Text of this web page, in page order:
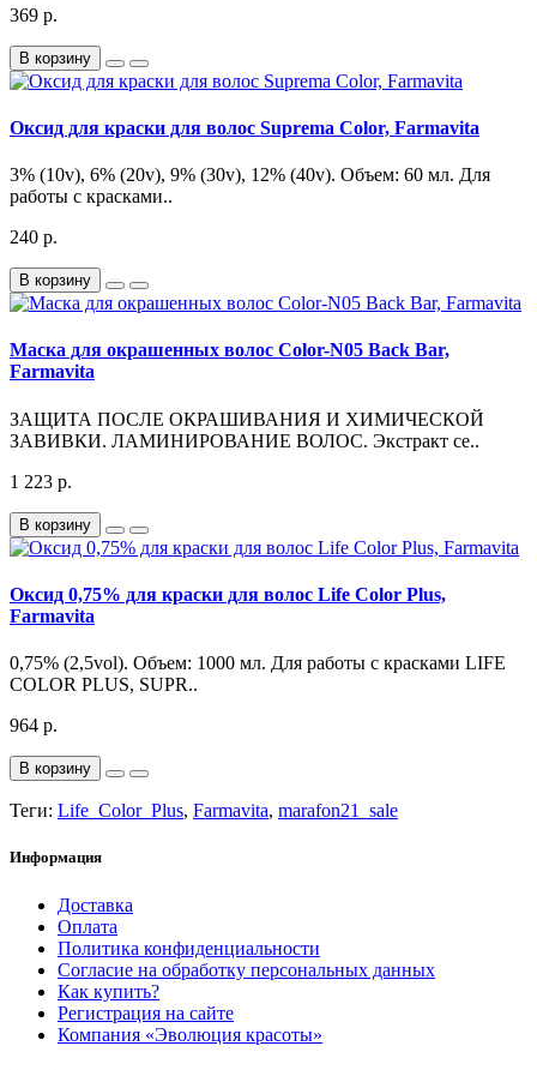
369 р.
В корзину
Оксид для краски для волос Suprema Color, Farmavita
3% (10v), 6% (20v), 9% (30v), 12% (40v). Объем: 60 мл. Для
работы с красками..
240 р.
В корзину
Маска для окрашенных волос Color-N05 Back Bar,
Farmavita
ЗАЩИТА ПОСЛЕ ОКРАШИВАНИЯ И ХИМИЧЕСКОЙ
ЗАВИВКИ. ЛАМИНИРОВАНИЕ ВОЛОС. Экстракт се..
1 223 р.
В корзину
Оксид 0,75% для краски для волос Life Color Plus,
Farmavita
0,75% (2,5vol). Объем: 1000 мл. Для работы с красками LIFE
COLOR PLUS, SUPR..
964 р.
В корзину
Теги: Life_Color_Plus, Farmavita, marafon21_sale
Информация
Доставка
Оплата
Политика конфиденциальности
Согласие на обработку персональных данных
Как купить?
Регистрация на сайте
Компания «Эволюция красоты»